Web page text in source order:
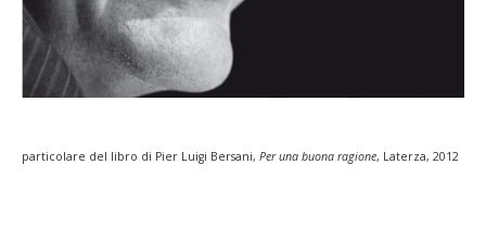
particolare del libro di Pier Luigi Bersani, Per una buona ragione, Laterza, 2012